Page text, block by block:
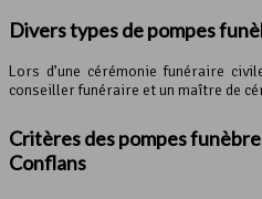
Divers types de pompes
Lors d’une cérémonie funéraire
conseiller funéraire et un maître de
Critères des pompes
Conflans